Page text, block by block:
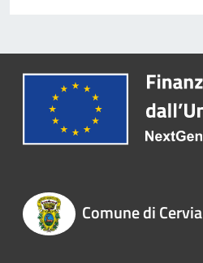
Comune di Cervia